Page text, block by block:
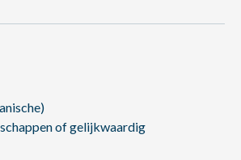
of gelijkwaardig